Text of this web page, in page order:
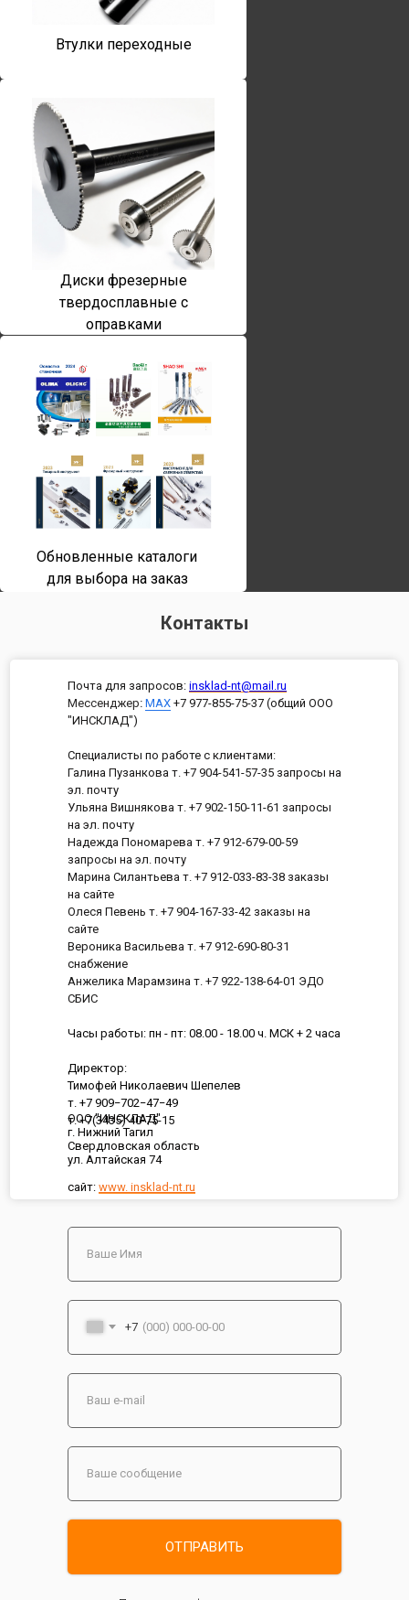
Втулки переходные
Диски фрезерные
твердосплавные с
оправками
Обновленные каталоги
для выбора на заказ
Контакты
ООО "ИНСКЛАД"
г. Нижний Тагил
Свердловская область
ул. Алтайская 74
сайт: www. insklad-nt.ru
Почта для запросов: insklad-nt@mail.ru
Мессенджер: MAX +7 977-855-75-37 (общий ООО
"ИНСКЛАД")
Специалисты по работе с клиентами:
Галина Пузанкова т. +7 904-541-57-35 запросы на
эл. почту
Ульяна Вишнякова т. +7 902-150-11-61 запросы
на эл. почту
Надежда Пономарева т. +7 912-679-00-59
запросы на эл. почту
Марина Силантьева т. +7 912-033-83-38 заказы
на сайте
Олеся Певень т. +7 904-167-33-42 заказы на
сайте
Вероника Васильева т. +7 912-690-80-31
снабжение
Анжелика Марамзина т. +7 922-138-64-01 ЭДО
СБИС
Часы работы: пн - пт: 08.00 - 18.00 ч. МСК + 2 часа
Директор:
Тимофей Николаевич Шепелев
т. +7 909−702−47−49
т. +7(3435) 40-75-15
+7
ОТПРАВИТЬ